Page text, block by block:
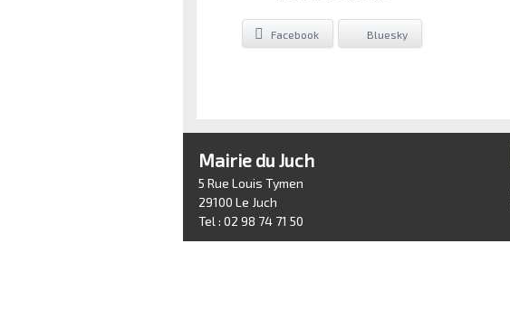
Facebook Bluesky
Mairie du Juch
5 Rue Louis Tymen
29100 Le Juch
Tel : 02 98 74 71 50